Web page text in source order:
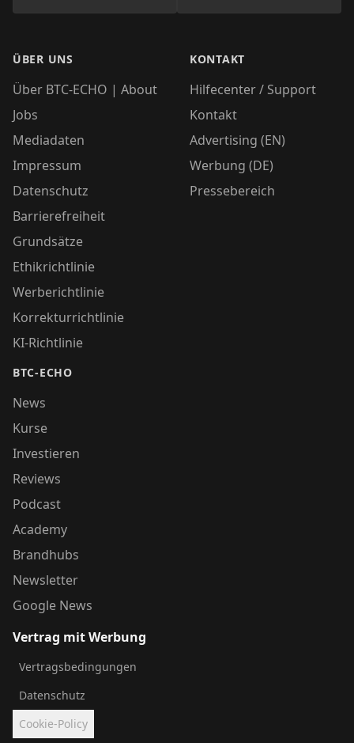
ÜBER UNS
Über BTC-ECHO | About
Jobs
Mediadaten
Impressum
Datenschutz
Barrierefreiheit
Grundsätze
Ethikrichtlinie
Werberichtlinie
Korrekturrichtlinie
KI-Richtlinie
BTC-ECHO
News
Kurse
Investieren
Reviews
Podcast
Academy
Brandhubs
Newsletter
Google News
KONTAKT
Hilfecenter / Support
Kontakt
Advertising (EN)
Werbung (DE)
Pressebereich
Vertrag mit Werbung
Vertragsbedingungen
Datenschutz
Cookie-Policy